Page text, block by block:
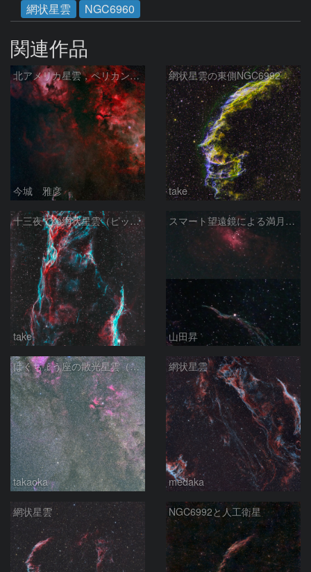
網状星雲
NGC6960
関連作品
北アメリカ星雲，ペリカン星雲，サドル付近，クレセント星雲，網状星雲・・・etc
今城 雅彦
網状星雲の東側NGC6992
take
十三夜での網状星雲（ピッカリングの三角）
take
スマート望遠鏡による満月下の星雲（M16,NGC6960）
山田昇
はくちょう座の散光星雲（１００ｍｍ）
takaoka
網状星雲
medaka
網状星雲 NGC6992と人工衛星